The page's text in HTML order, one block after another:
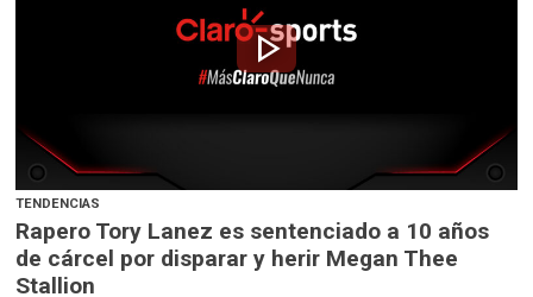
play_arrow
TENDENCIAS
Rapero Tory Lanez es sentenciado a 10 años
de cárcel por disparar y herir Megan Thee
Stallion